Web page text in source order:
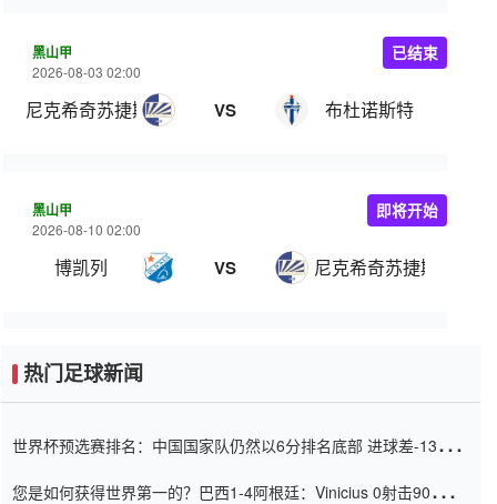
黑山甲
2026-08-03 02:00
尼克希奇苏捷斯卡 VS 布杜诺斯特
已结束
黑山甲
2026-08-10 02:00
博凯列 VS 尼克希奇苏捷斯卡
即将开始
热门足球新闻
世界杯预选赛排名：中国国家队仍然以6分排名底部 进球差-13令人
您是如何获得世界第一的？巴西1-4阿根廷：Vinicius 0射击90分钟